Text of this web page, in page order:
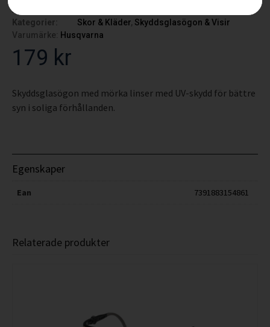
Artikelnummer:
Kategorier:
Skor & Kläder, Skyddsglasögon & Visir
Varumärke:
Husqvarna
179 kr
Skyddsglasögon med mörka linser med UV-skydd för bättre
syn i soliga förhållanden.
Egenskaper
Ean 7391883154861
Relaterade produkter